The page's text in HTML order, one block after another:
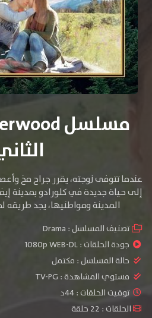
عندما تتوفى زوجته، يقرر جراح مخ
إلى حياة جديدة في كلورادو بمدينة
المدينة ومواطنيها، يجد طريقه
تصنيف المسلسل : Drama
جودة الحلقات :1080p WEB-DL
حالة المسلسل : مكتمل
مستوي المشاهدة : TV-PG
توقيت الحلقات : 44د
الحلقات : 22 حلقة